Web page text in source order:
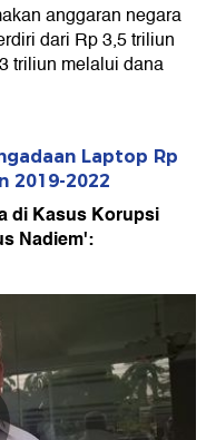
anggaran negara
dari Rp 3,5 triliun
triliun melalui dana
Laptop Rp
2019-2022
di Kasus Korupsi
Nadiem':